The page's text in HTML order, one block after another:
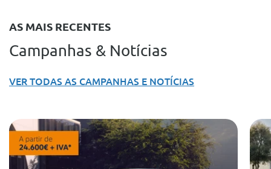
AS MAIS RECENTES
Campanhas & Notícias
VER TODAS AS CAMPANHAS E NOTÍCIAS